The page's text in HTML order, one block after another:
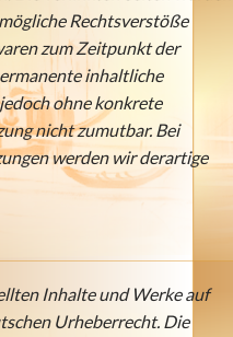
Rechtsverstöße
zum Zeitpunkt der
inhaltliche
ohne konkrete
nicht zumutbar. Bei
werden wir derartige
Inhalte und Werke auf
Urheberrecht. Die